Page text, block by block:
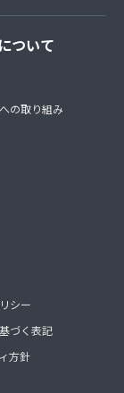
ついて
の取り組み
シー
づく表記
方針